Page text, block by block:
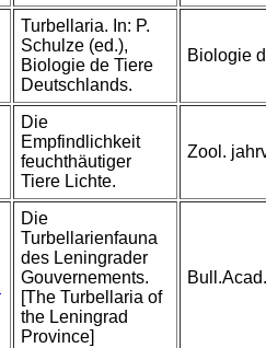
Turbellaria. In: P.
Schulze (ed.),
Biologie de Tiere
Deutschlands.
Biologie
Die
Empfindlichkeit
feuchthäutiger
Tiere Lichte.
Zool.
Die
Turbellarienfauna
des Leningrader
Gouvernements.
[The Turbellaria of
the Leningrad
Province]